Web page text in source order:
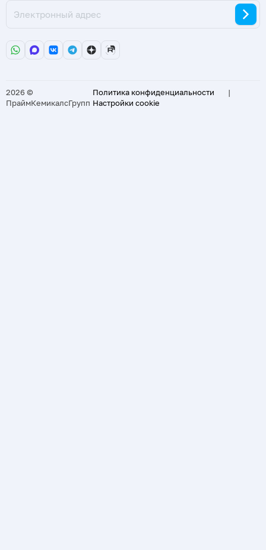
2026 ©
ПраймКемикалсГрупп
Политика конфиденциальности
|
Настройки cookie